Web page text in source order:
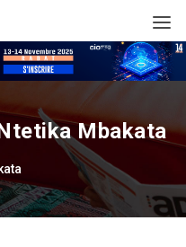
Mbakata